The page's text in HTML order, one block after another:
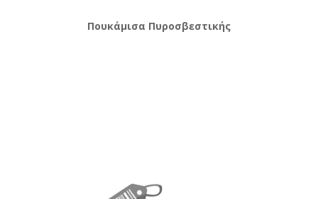
Πουκάμισα Πυροσβεστικής